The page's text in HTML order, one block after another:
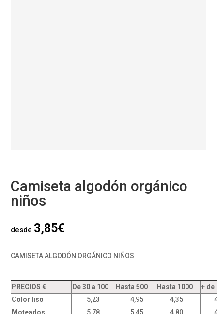
Camiseta algodón orgánico
niños
desde 3,85€
CAMISETA ALGODÓN ORGÁNICO NIÑOS
PRECIOS € De 30 a 100 Hasta 500 Hasta 1000
+ de
Color liso
5,23 4,95 4,35
Moteados
5,78 5,45 4,80